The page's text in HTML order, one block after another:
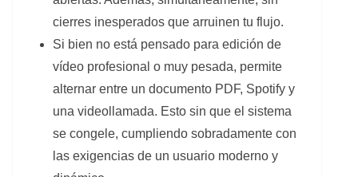
cierres inesperados que arruinen tu flujo.
Si bien no está pensado para edición de
vídeo profesional o muy pesada, permite
alternar entre un documento PDF, Spotify y
una videollamada. Esto sin que el sistema
se congele, cumpliendo sobradamente con
las exigencias de un usuario moderno y